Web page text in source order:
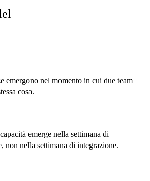
emergono nel momento in cui due team
cosa.
emerge nella settimana di
non nella settimana di integrazione.